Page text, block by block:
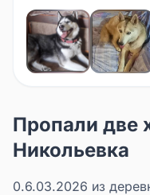
Пропали две
Никольевка
0.6.03.2026 из